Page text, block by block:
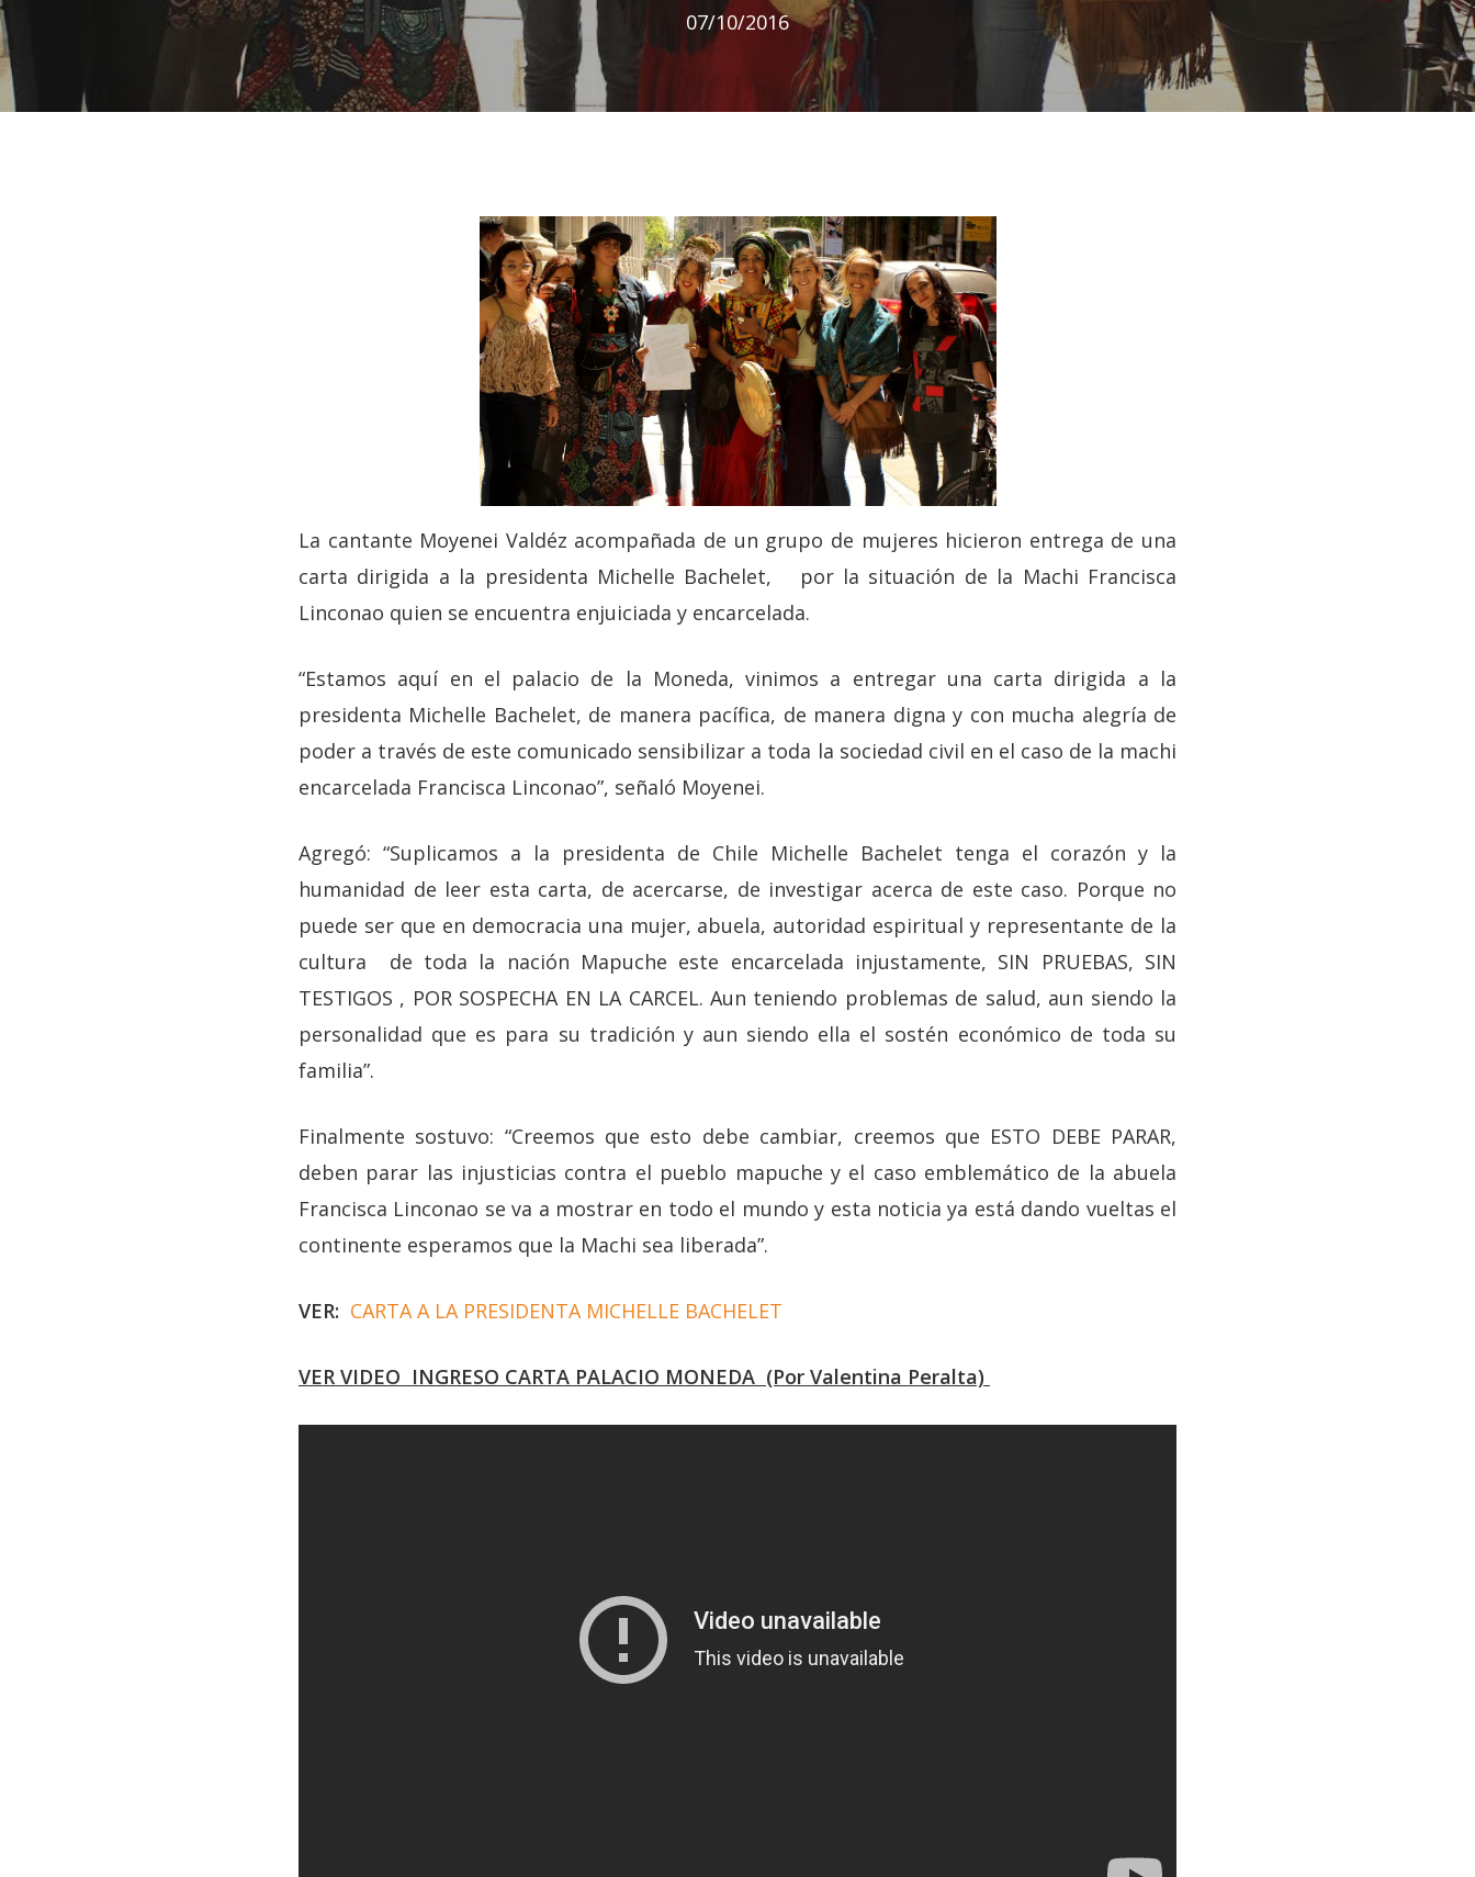
07/10/2016
La cantante Moyenei Valdéz acompañada de un grupo de mujeres hicieron entrega de una
carta dirigida a la presidenta Michelle Bachelet, por la situación de la Machi Francisca
Linconao quien se encuentra enjuiciada y encarcelada.
“Estamos aquí en el palacio de la Moneda, vinimos a entregar una carta dirigida a la
presidenta Michelle Bachelet, de manera pacífica, de manera digna y con mucha alegría de
poder a través de este comunicado sensibilizar a toda la sociedad civil en el caso de la machi
encarcelada Francisca Linconao”, señaló Moyenei.
Agregó: “Suplicamos a la presidenta de Chile Michelle Bachelet tenga el corazón y la
humanidad de leer esta carta, de acercarse, de investigar acerca de este caso. Porque no
puede ser que en democracia una mujer, abuela, autoridad espiritual y representante de la
cultura de toda la nación Mapuche este encarcelada injustamente, SIN PRUEBAS, SIN
TESTIGOS , POR SOSPECHA EN LA CARCEL. Aun teniendo problemas de salud, aun siendo la
personalidad que es para su tradición y aun siendo ella el sostén económico de toda su
familia”.
Finalmente sostuvo: “Creemos que esto debe cambiar, creemos que ESTO DEBE PARAR,
deben parar las injusticias contra el pueblo mapuche y el caso emblemático de la abuela
Francisca Linconao se va a mostrar en todo el mundo y esta noticia ya está dando vueltas el
continente esperamos que la Machi sea liberada”.
VER: CARTA A LA PRESIDENTA MICHELLE BACHELET
VER VIDEO INGRESO CARTA PALACIO MONEDA (Por Valentina Peralta)